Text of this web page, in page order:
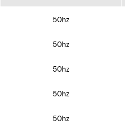
50hz
50hz
50hz
50hz
50hz